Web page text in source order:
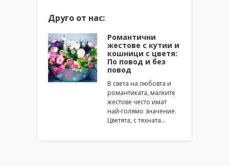
Друго от нас:
Романтични
жестове с кутии и
кошници с цветя:
По повод и без
повод
В света на любовта и
романтиката, малките
жестове често имат
най-голямо значение.
Цветята, с тяхната…